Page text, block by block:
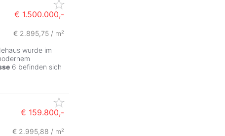
€ 1.500.000,-
€ 2.895,75 / m²
wurde im
6 befinden sich
€ 159.800,-
€ 2.995,88 / m²